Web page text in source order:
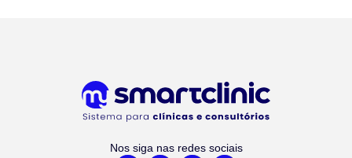
Nos siga nas redes sociais